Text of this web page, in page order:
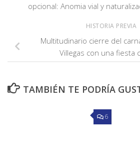
opcional: Anomia vial y
HISTORIA PREVIA
Multitudinario cierre del
Villegas con una fiesta
TAMBIÉN TE PODRÍA
6